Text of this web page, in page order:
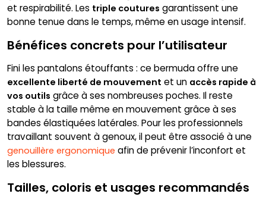
et respirabilité. Les triple coutures garantissent une
bonne tenue dans le temps, même en usage intensif.
Bénéfices concrets pour l’utilisateur
Fini les pantalons étouffants : ce bermuda offre une
excellente liberté de mouvement et un accès rapide à
vos outils grâce à ses nombreuses poches. Il reste
stable à la taille même en mouvement grâce à ses
bandes élastiquées latérales. Pour les professionnels
travaillant souvent à genoux, il peut être associé à une
genouillère ergonomique afin de prévenir l’inconfort et
les blessures.
Tailles, coloris et usages recommandés